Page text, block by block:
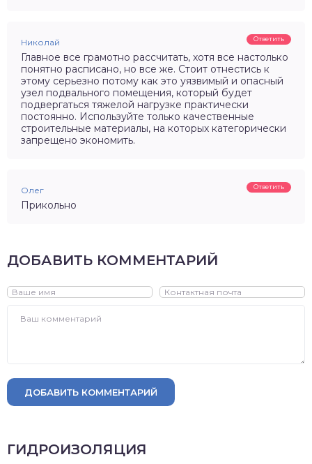
Николай Ответить
Главное все грамотно рассчитать, хотя все настолько
понятно расписано, но все же. Стоит отнестись к
этому серьезно потому как это уязвимый и опасный
узел подвального помещения, который будет
подвергаться тяжелой нагрузке практически
постоянно. Используйте только качественные
строительные материалы, на которых категорически
запрещено экономить.
Олег Ответить
Прикольно
ДОБАВИТЬ КОММЕНТАРИЙ
ДОБАВИТЬ КОММЕНТАРИЙ
ГИДРОИЗОЛЯЦИЯ